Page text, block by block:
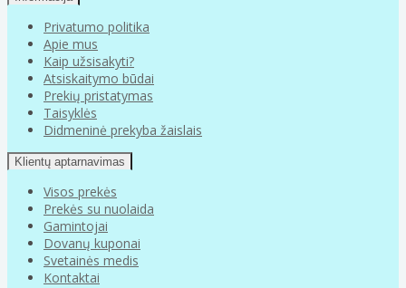
Privatumo politika
Apie mus
Kaip užsisakyti?
Atsiskaitymo būdai
Prekių pristatymas
Taisyklės
Didmeninė prekyba žaislais
Klientų aptarnavimas
Visos prekės
Prekės su nuolaida
Gamintojai
Dovanų kuponai
Svetainės medis
Kontaktai